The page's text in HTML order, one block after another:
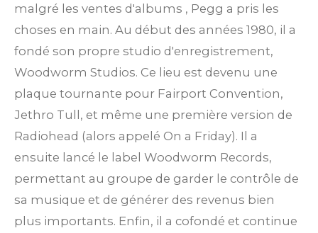
malgré les ventes d'albums , Pegg a pris les
choses en main. Au début des années 1980, il a
fondé son propre studio d'enregistrement,
Woodworm Studios. Ce lieu est devenu une
plaque tournante pour Fairport Convention,
Jethro Tull, et même une première version de
Radiohead (alors appelé On a Friday). Il a
ensuite lancé le label Woodworm Records,
permettant au groupe de garder le contrôle de
sa musique et de générer des revenus bien
plus importants. Enfin, il a cofondé et continue